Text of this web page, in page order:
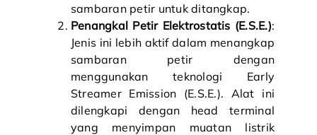
sambaran petir untuk ditangkap.
Penangkal Petir Elektrostatis (E.S.E.):
Jenis ini lebih aktif dalam menangkap
sambaran petir dengan
menggunakan teknologi Early
Streamer Emission (E.S.E.). Alat ini
dilengkapi dengan head terminal
yang menyimpan muatan listrik